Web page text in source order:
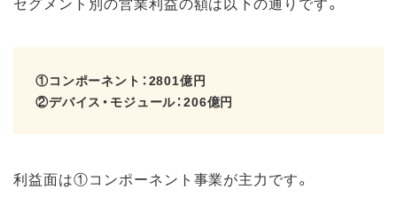
①コンポーネント：2801億円
②デバイス・モジュール：206億円
利益面は①コンポーネント事業が主力です。